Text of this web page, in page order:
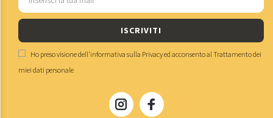
ISCRIVITI
Ho preso visione dell'informativa sulla Privacyed acconsento alTrattamento dei
miei dati personale